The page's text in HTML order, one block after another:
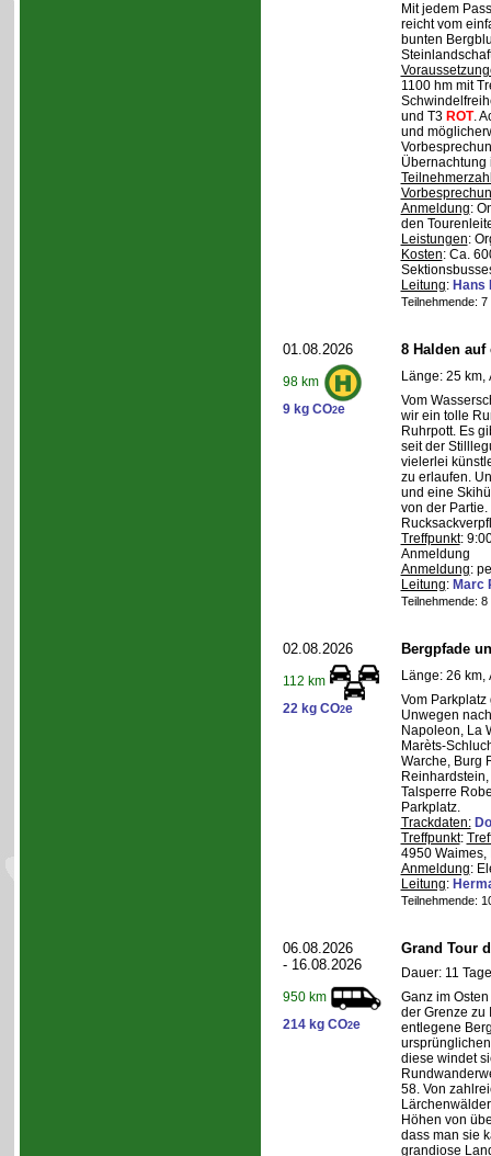
Mit jedem
reicht vom
bunten
1100 hm mit
und T3 ROT.
und
Übernachtung
Anmeldung:
den
Leistungen:
Kosten: Ca.
Leitung: Hans
Teilnehmende:
01.08.2026
98 km
9 kg CO2e
8 Halden
Länge: 25 km,
Vom
wir ein tolle
Ruhrpott. Es
seit der
vielerlei
zu erlaufen.
und eine
von der Partie.
Treffpunkt:
Anmeldung
Anmeldung:
Leitung: Marc
Teilnehmende:
02.08.2026
112 km
22 kg CO2e
Bergpfade
Länge: 26 km,
Vom
Unwegen
Napoleon, La
Marèts-
Warche, Burg
Talsperre
Parkplatz.
Trackdaten:
Treffpunkt:
4950 Waimes,
Anmeldung:
Leitung:
Teilnehmende:
06.08.2026
- 16.08.2026
950 km
214 kg CO2e
Grand Tour
Dauer: 11
Ganz im
der Grenze zu
entlegene
diese windet
58. Von
Höhen von
dass man sie
grandiose